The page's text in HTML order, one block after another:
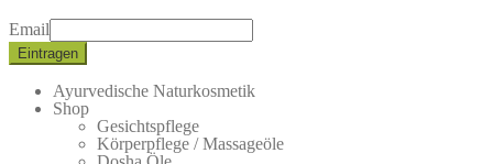
Email
Ayurvedische Naturkosmetik
Shop
Gesichtspflege
Körperpflege / Massageöle